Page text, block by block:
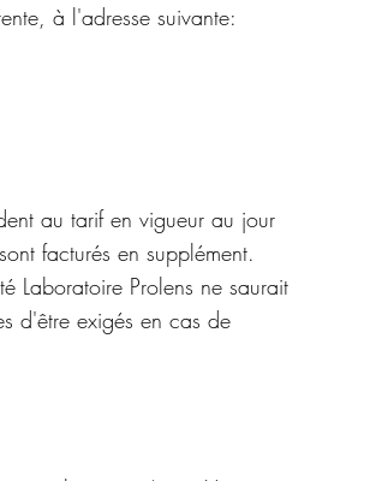
à l'adresse suivante:
au tarif en vigueur au jour
facturés en supplément.
Laboratoire Prolens ne saurait
d'être exigés en cas de